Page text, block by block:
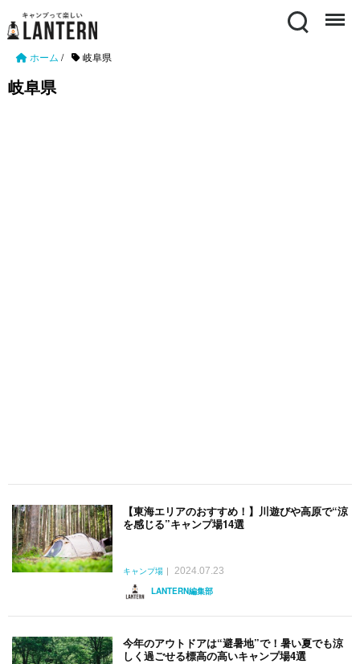
Search Menu
ホーム / 岐阜県
岐阜県
【東海エリアのおすすめ！】川遊びや高原で“涼
を感じる”キャンプ場14選
キャンプ場
2024.07.23
LANTERN編集部
今年のアウトドアは“避暑地”で！暑い夏でも涼
しく過ごせる標高の高いキャンプ場4選